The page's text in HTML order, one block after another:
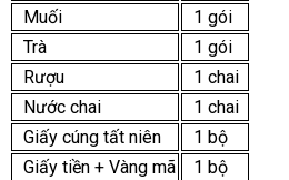
Muối
1 gói
Trà
1 gói
Rượu
1 chai
Nước chai
1 chai
Giấy cúng tất niên
1 bộ
Giấy tiền + Vàng mã
1 bộ